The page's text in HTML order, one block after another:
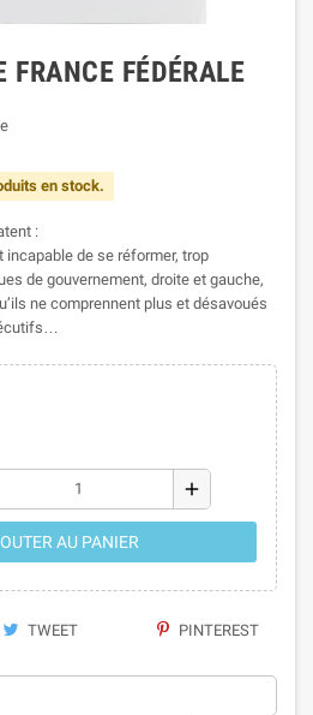
FRANCE FÉDÉRALE
en stock.
:
incapable de se réformer, trop
de gouvernement, droite et gauche,
ne comprennent plus et désavoués
add
AU PANIER
TWEET PINTEREST